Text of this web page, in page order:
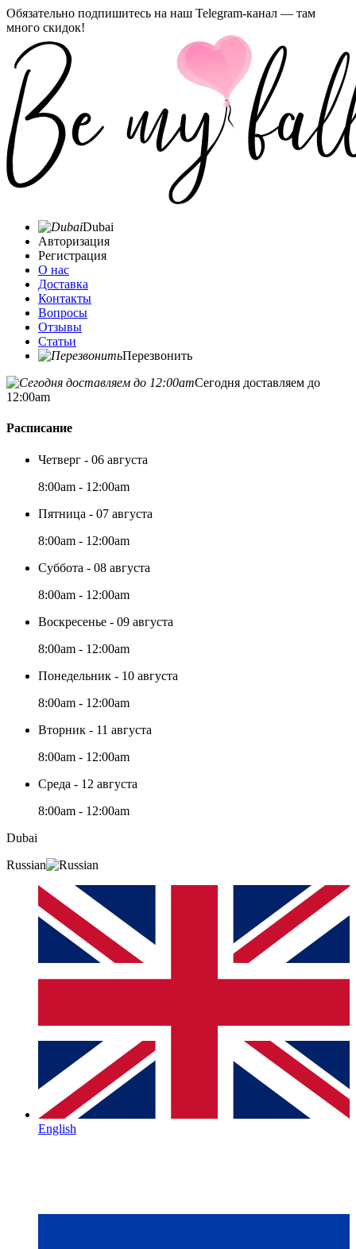
Обязательно подпишитесь на наш Telegram-канал — там
много скидок!
Dubai
Авторизация
Регистрация
О нас
Доставка
Контакты
Вопросы
Отзывы
Статьи
Перезвонить
Сегодня доставляем до
12:00am
Расписание
Четверг - 06 августа
8:00am - 12:00am
Пятница - 07 августа
8:00am - 12:00am
Суббота - 08 августа
8:00am - 12:00am
Воскресенье - 09 августа
8:00am - 12:00am
Понедельник - 10 августа
8:00am - 12:00am
Вторник - 11 августа
8:00am - 12:00am
Среда - 12 августа
8:00am - 12:00am
Dubai
Russian
English